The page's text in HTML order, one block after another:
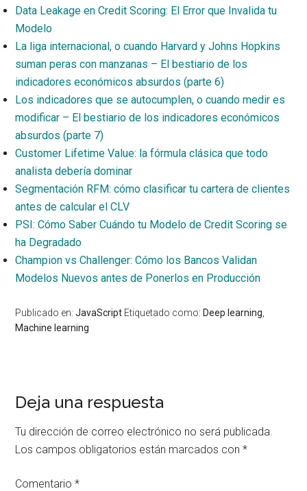
Data Leakage en Credit Scoring: El Error que Invalida tu
Modelo
La liga internacional, o cuando Harvard y Johns Hopkins
suman peras con manzanas – El bestiario de los
indicadores económicos absurdos (parte 6)
Los indicadores que se autocumplen, o cuando medir es
modificar – El bestiario de los indicadores económicos
absurdos (parte 7)
Customer Lifetime Value: la fórmula clásica que todo
analista debería dominar
Segmentación RFM: cómo clasificar tu cartera de clientes
antes de calcular el CLV
PSI: Cómo Saber Cuándo tu Modelo de Credit Scoring se
ha Degradado
Champion vs Challenger: Cómo los Bancos Validan
Modelos Nuevos antes de Ponerlos en Producción
Publicado en:JavaScript Etiquetado como: Deep learning
Machine learning
Interacciones
con
los
lectores
Deja una respuesta
Tu dirección de correo electrónico no será publicada.
Los campos obligatorios están marcados con*
Comentario*